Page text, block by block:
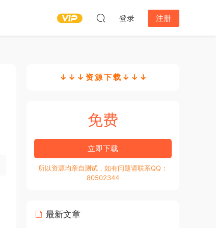
登录 注册
↓ ↓ ↓ 资 源 下 载 ↓ ↓ ↓
免费
立即下载
所以资源均亲自测试，如有问题请联系QQ：
80502344
最新文章